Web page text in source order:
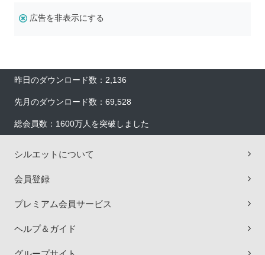
広告を非表示にする
昨日のダウンロード数：2,136
先月のダウンロード数：69,528
総会員数：1600万人を突破しました
シルエットについて
会員登録
プレミアム会員サービス
ヘルプ＆ガイド